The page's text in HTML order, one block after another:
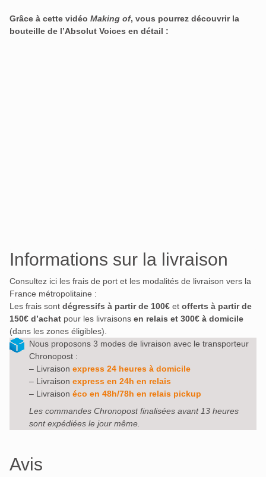
Grâce à cette vidéo Making of, vous pourrez découvrir la
bouteille de l’Absolut Voices en détail :
Informations sur la livraison
Consultez ici les frais de port et les modalités de livraison vers la
France métropolitaine :
Les frais sont dégressifs à partir de 100€ et offerts à partir de
150€ d’achat pour les livraisons en relais et 300€ à domicile
(dans les zones éligibles).
Nous proposons 3 modes de livraison avec le transporteur
Chronopost :
– Livraison express 24 heures à domicile
– Livraison express en 24h en relais
– Livraison éco en 48h/78h en relais pickup
Les commandes Chronopost finalisées avant 13 heures
sont expédiées le jour même.
Avis